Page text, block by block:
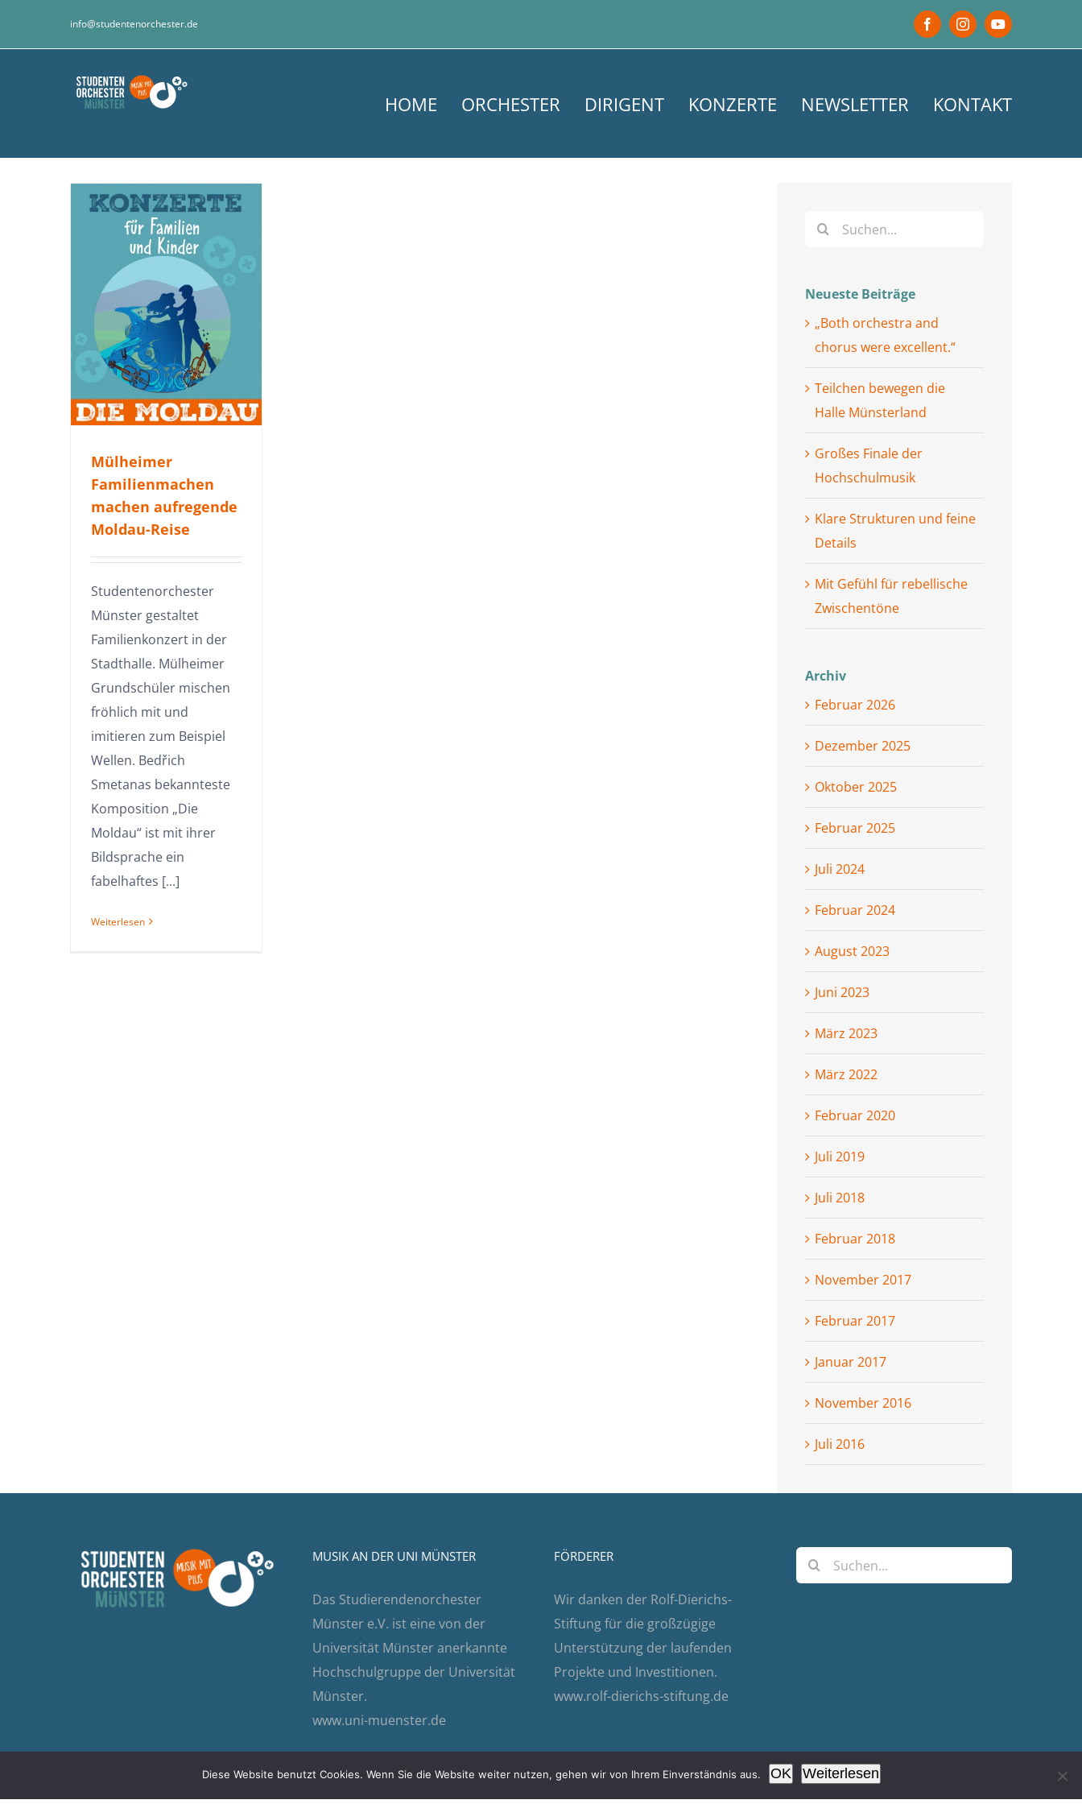
info@studentenorchester.de FacebookInstagramYouTube
HOME ORCHESTER DIRIGENT KONZERTE NEWSLETTER KONTAKT
Mülheimer
Familienmachen
machen aufregende
Moldau-Reise
Studentenorchester
Münster gestaltet
Familienkonzert in der
Stadthalle. Mülheimer
Grundschüler mischen
fröhlich mit und
imitieren zum Beispiel
Wellen. Bedřich
Smetanas bekannteste
Komposition „Die
Moldau“ ist mit ihrer
Bildsprache ein
fabelhaftes [...]
Weiterlesen
Suche
Neueste Beiträge
„Both orchestra and
chorus were excellent.“
Teilchen bewegen die
Halle Münsterland
Großes Finale der
Hochschulmusik
Klare Strukturen und feine
Details
Mit Gefühl für rebellische
Zwischentöne
Archiv
Februar 2026
Dezember 2025
Oktober 2025
Februar 2025
Juli 2024
Februar 2024
August 2023
Juni 2023
März 2023
März 2022
Februar 2020
Juli 2019
Juli 2018
Februar 2018
November 2017
Februar 2017
Januar 2017
November 2016
Juli 2016
MUSIK AN DER UNI MÜNSTER
Das Studierendenorchester
Münster e.V. ist eine von der
Universität Münster anerkannte
Hochschulgruppe der Universität
Münster.
www.uni-muenster.de
FÖRDERER
Wir danken der Rolf-Dierichs-
Stiftung für die großzügige
Unterstützung der laufenden
Projekte und Investitionen.
www.rolf-dierichs-stiftung.de
Suche
nach:
Diese Website benutzt Cookies. Wenn Sie die Website weiter nutzen, gehen wir von Ihrem Einverständnis aus. OK Weiterlesen